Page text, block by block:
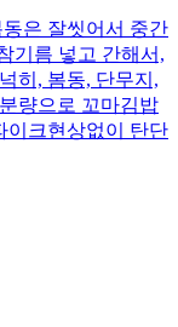
은 잘씻어서 중간
기름 넣고 간해서,
히, 봄동, 단무지,
량으로 꼬마김밥
이크현상없이 탄단